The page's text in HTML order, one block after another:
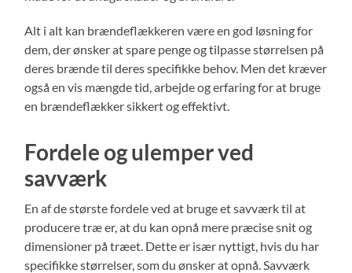
Alt i alt kan brændeflækkeren være en god løsning for
dem, der ønsker at spare penge og tilpasse størrelsen på
deres brænde til deres specifikke behov. Men det kræver
også en vis mængde tid, arbejde og erfaring for at bruge
en brændeflækker sikkert og effektivt.
Fordele og ulemper ved
savværk
En af de største fordele ved at bruge et savværk til at
producere træ er, at du kan opnå mere præcise snit og
dimensioner på træet. Dette er især nyttigt, hvis du har
specifikke størrelser, som du ønsker at opnå. Savværk